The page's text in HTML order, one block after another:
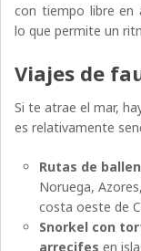
con tiempo libre en
lo que permite un
Viajes de
Si te atrae el mar,
es relativamente
Rutas de
Noruega,
costa oeste de
Snorkel con
arrecifes en